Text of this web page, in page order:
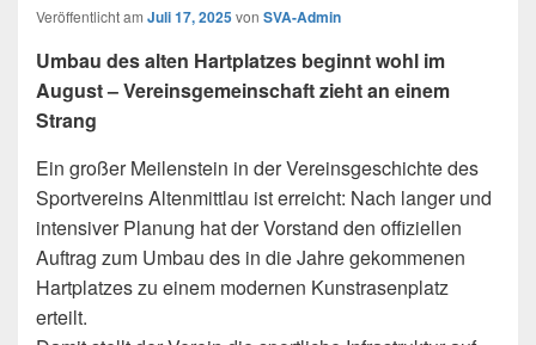
Veröffentlicht am Juli 17, 2025von SVA-Admin
Umbau des alten Hartplatzes beginnt wohl im
August – Vereinsgemeinschaft zieht an einem
Strang
Ein großer Meilenstein in der Vereinsgeschichte des
Sportvereins Altenmittlau ist erreicht: Nach langer und
intensiver Planung hat der Vorstand den offiziellen
Auftrag zum Umbau des in die Jahre gekommenen
Hartplatzes zu einem modernen Kunstrasenplatz
erteilt.